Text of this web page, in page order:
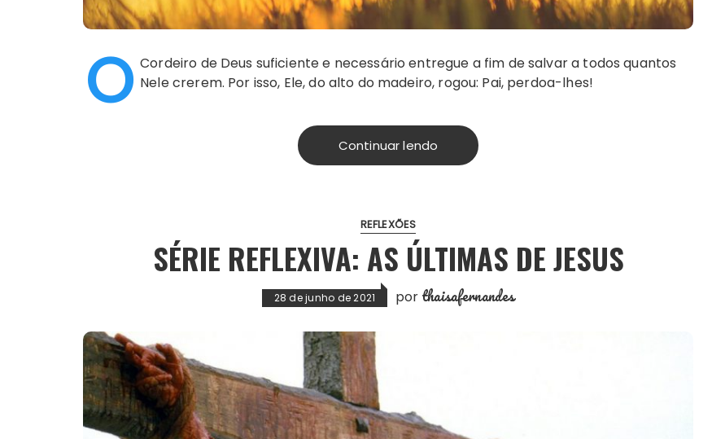
O Cordeiro de Deus suficiente e necessário entregue a fim de salvar a todos quantos
Nele crerem. Por isso, Ele, do alto do madeiro, rogou: Pai, perdoa-lhes!
Continuar lendo
REFLEXÕES
SÉRIE REFLEXIVA: AS ÚLTIMAS DE JESUS
28 de junho de 2021 por thaisafernandes